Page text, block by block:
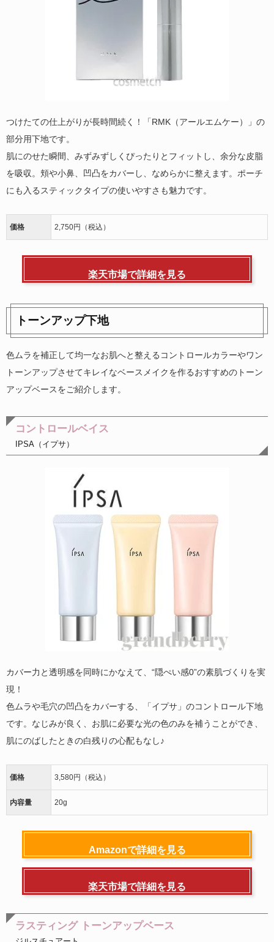
つけたての仕上がりが長時間続く！「RMK（アールエムケー）」の
部分用下地です。
肌にのせた瞬間、みずみずしくぴったりとフィットし、余分な皮脂
を吸収。頬や小鼻、凹凸をカバーし、なめらかに整えます。ポーチ
にも入るスティックタイプの使いやすさも魅力です。
価格 2,750円（税込）
楽天市場で詳細を見る
トーンアップ下地
色ムラを補正して均一なお肌へと整えるコントロールカラーやワン
トーンアップさせてキレイなベースメイクを作るおすすめのトーン
アップベースをご紹介します。
コントロールベイス
IPSA（イプサ）
カバー力と透明感を同時にかなえて、“隠ぺい感0”の素肌づくりを実
現！
色ムラや毛穴の凹凸をカバーする、「イプサ」のコントロール下地
です。なじみが良く、お肌に必要な光の色のみを補うことができ、
肌にのばしたときの白残りの心配もなし♪
価格 3,580円（税込）
内容量 20g
Amazonで詳細を見る
楽天市場で詳細を見る
ラスティング トーンアップベース